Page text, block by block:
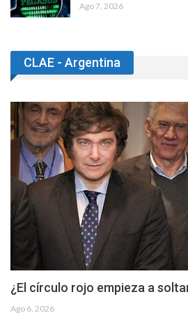
Ago 7, 2026
CLAE - Argentina
¿El círculo rojo empieza a
Ago 6, 2026